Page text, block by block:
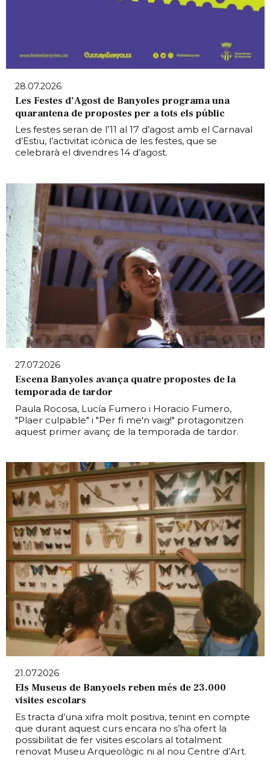
28.07.2026
Les Festes d’Agost de Banyoles programa una
quarantena de propostes per a tots els públic
Les festes seran de l’11 al 17 d’agost amb el Carnaval
d’Estiu, l’activitat icònica de les festes, que se
celebrarà el divendres 14 d’agost.
27.07.2026
Escena Banyoles avança quatre propostes de la
temporada de tardor
Paula Rocosa, Lucía Fumero i Horacio Fumero,
"Plaer culpable" i "Per fi me'n vaig!" protagonitzen
aquest primer avanç de la temporada de tardor.
21.07.2026
Els Museus de Banyoels reben més de 23.000
visites escolars
Es tracta d’una xifra molt positiva, tenint en compte
que durant aquest curs encara no s’ha ofert la
possibilitat de fer visites escolars al totalment
renovat Museu Arqueològic ni al nou Centre d’Art.